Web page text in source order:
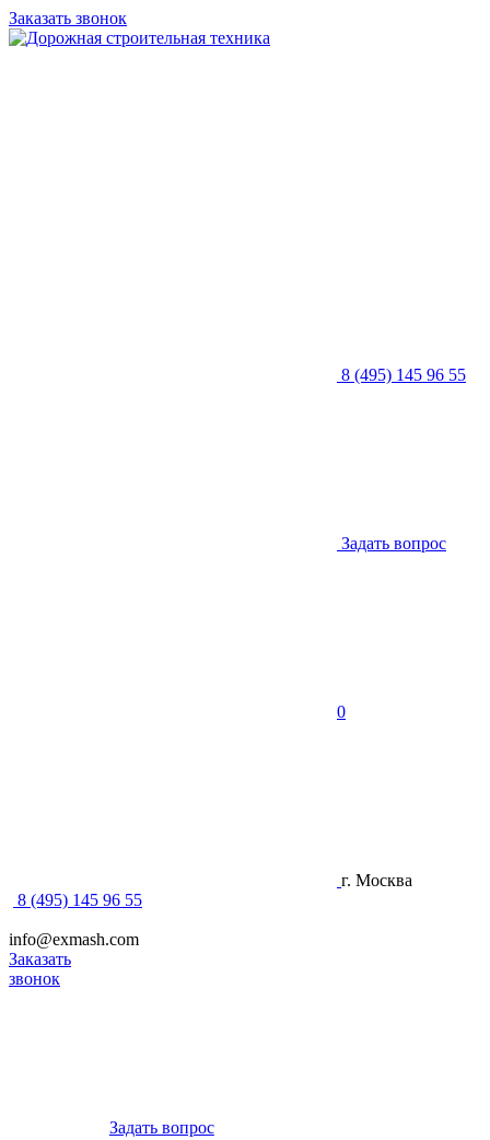
Заказать звонок
8 (495) 145 96 55
Задать вопрос
0
г. Москва
8 (495) 145 96 55
info@exmash.com
Заказать
звонок
Задать вопрос